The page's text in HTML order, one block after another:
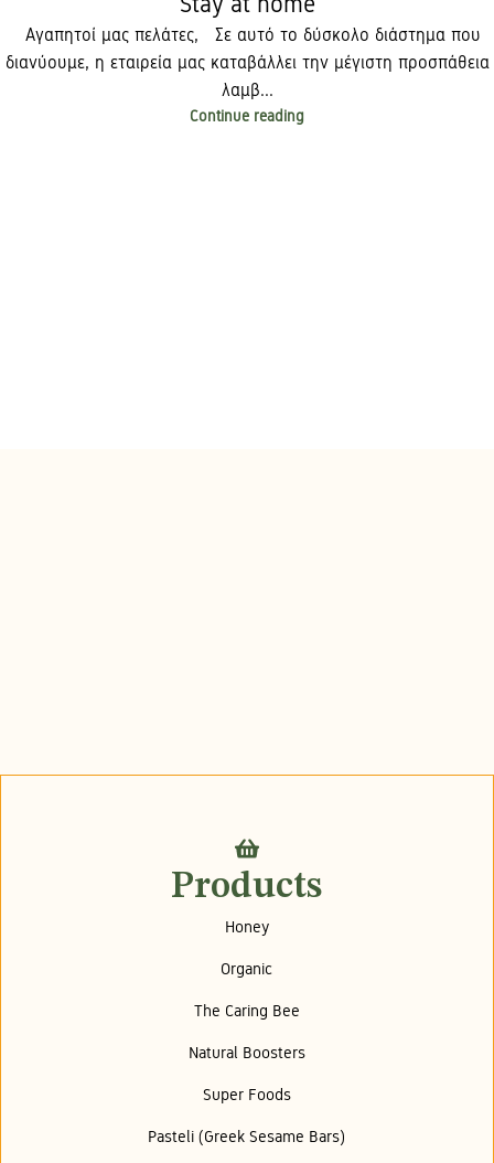
Αγαπητοί μας πελάτες, Σε αυτό το δύσκολο διάστημα που
διανύουμε, η εταιρεία μας καταβάλλει την μέγιστη προσπάθεια
λαμβ...
Continue reading
Products
Honey
Organic
The Caring Bee
Natural Boosters
Super Foods
Pasteli (Greek Sesame Bars)